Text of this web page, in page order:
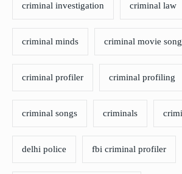
criminal investigation criminal law
criminal minds criminal movie
criminal profiler criminal profiling
criminal songs criminals
delhi police fbi criminal profiler